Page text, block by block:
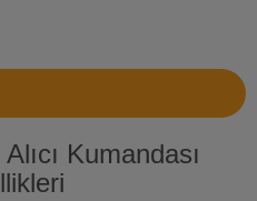
Kumandası